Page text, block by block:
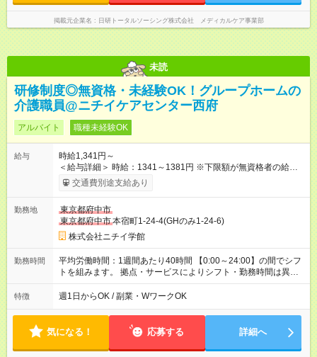
掲載元企業名 日研トータルソーシング株式会社 メディカルケア事業部
未読
研修制度◎無資格・未経験OK！グループホームの
介護職員@ニチイケアセンター西府
アルバイト 職種未経験OK
給与
時給1,341円～
＜給与詳細＞ 時給：1341～1381円 ※下限額が無資格者の給与
です。 【試用期間】試用期間あり 試用期間の長さ：3ヶ月 雇用
形態、給与は本採用時と同じです。
交通費別途支給あり
勤務地
東京都府中市
東京都府中市本宿町1-24-4(GHのみ1-24-6)
株式会社ニチイ学館
勤務時間
平均労働時間：1週間あたり40時間 【0:00～24:00】の間でシフ
トを組みます。 拠点・サービスによりシフト・勤務時間は異な
ります。 ＜シフト例＞ 早番：7:30～16:30 日勤：9:00～18:00
遅番：10:30～19:30 夜勤：16:30～翌9:30 ※上記は一例です。
たり40時間 【0:00～24:00】の間でシフトを組みます。 拠点・
サービスによりシフト・勤務時間は異なります。 ＜シフト例＞
早番：7:30～16:30 日勤：9:00～18:00 遅番：10:30～19:30 夜
勤：16:30～翌9:30 ※上記は一例です。 ※勤務日数や時間帯はご
特徴 週1日からOK / 副業・WワークOK
気になる！ 応募する 詳細へ